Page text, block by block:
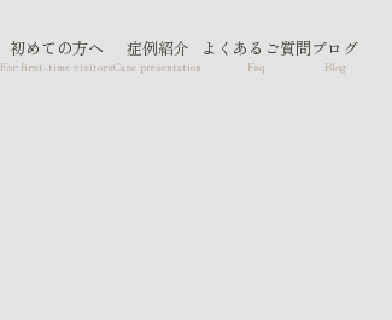
初めての方へ
For first-time visitors
症例紹介
Case presentation
よくあるご質問
Faq
ブログ
Blog